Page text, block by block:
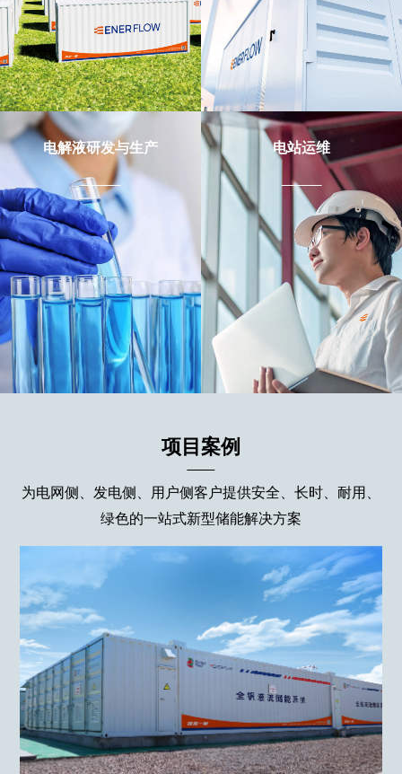
集装箱一体化设计
标准化、模块化，易于系
统扩容
功率和容量分开设计
储能时长按需定制
电解液研发与生产
水基电解液，本质安全
-30℃C到65℃C宽温运行
20年不衰减，100%回收利
电站运维
TÜV认证专业电力运维团
项目案例
为电网侧、发电侧、用户侧客户提供安全、长时、耐用、
绿色的一站式新型储能解决方案